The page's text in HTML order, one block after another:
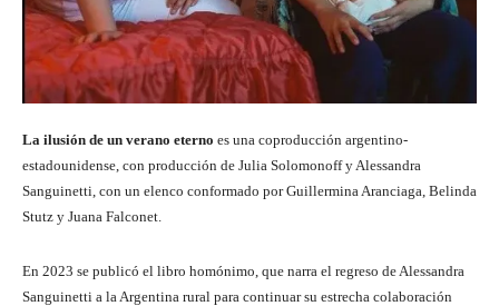
La ilusión de un verano eterno es una coproducción argentino-
estadounidense, con producción de Julia Solomonoff y Alessandra
Sanguinetti, con un elenco conformado por Guillermina Aranciaga, Belinda
Stutz y Juana Falconet.
En 2023 se publicó el libro homónimo, que narra el regreso de Alessandra
Sanguinetti a la Argentina rural para continuar su estrecha colaboración